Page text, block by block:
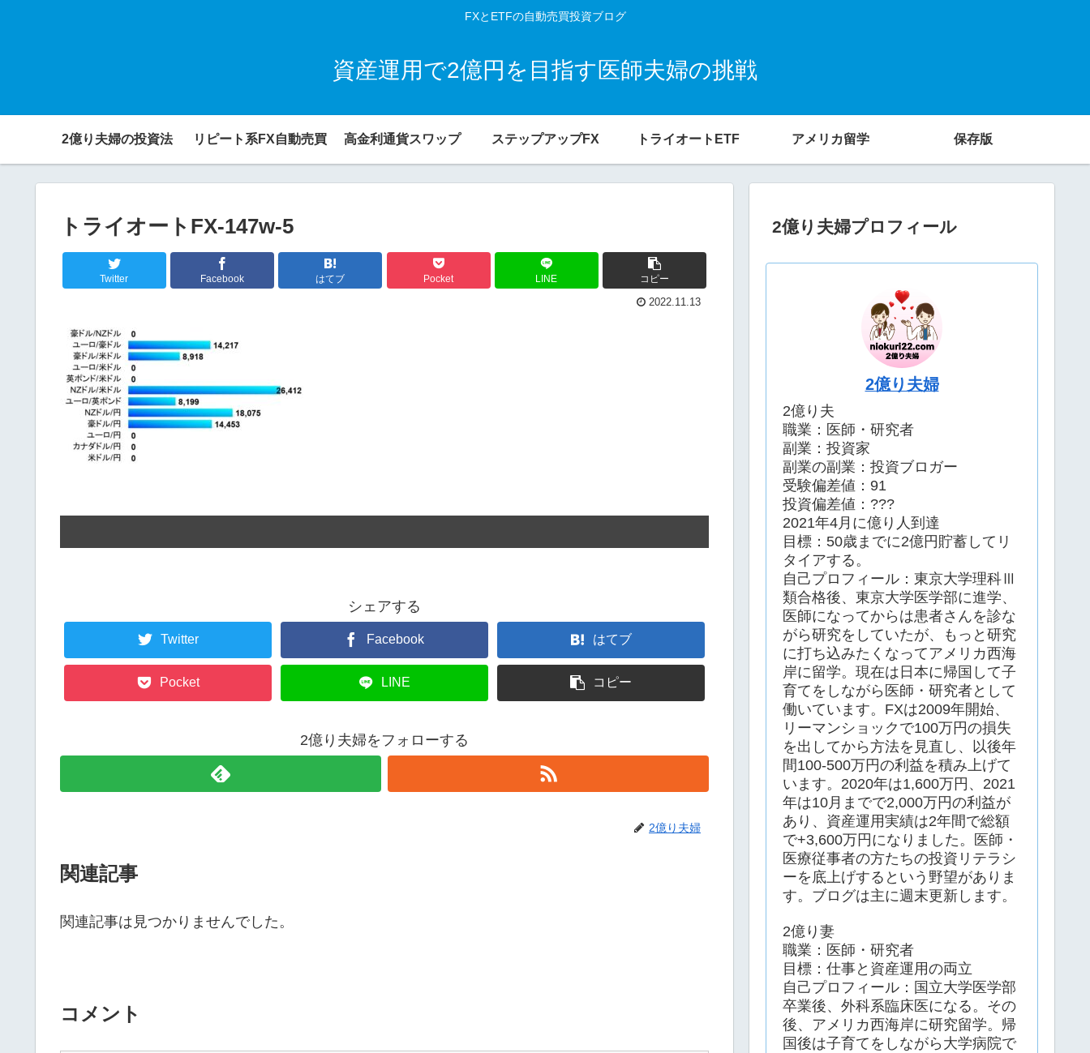
FXとETFの自動売買投資ブログ
資産運用で2億円を目指す医師夫婦の挑戦
2億り夫婦の投資法 リピート系FX自動売買 高金利通貨スワップ ステップアップFX トライオートETF アメリカ留学 保存版
トライオートFX-147w-5
Twitter Facebook はてブ Pocket LINE コピー
2022.11.13
シェアする
Twitter Facebook はてブ
Pocket LINE コピー
2億り夫婦をフォローする
2億り夫婦
関連記事
関連記事は見つかりませんでした。
コメント
2億り夫婦プロフィール
2億り夫婦
2億り夫
職業：医師・研究者
副業：投資家
副業の副業：投資ブロガー
受験偏差値：91
投資偏差値：???
2021年4月に億り人到達
目標：50歳までに2億円貯蓄してリ
タイアする。
自己プロフィール：東京大学理科Ⅲ
類合格後、東京大学医学部に進学、
医師になってからは患者さんを診な
がら研究をしていたが、もっと研究
に打ち込みたくなってアメリカ西海
岸に留学。現在は日本に帰国して子
育てをしながら医師・研究者として
働いています。FXは2009年開始、
リーマンショックで100万円の損失
を出してから方法を見直し、以後年
間100-500万円の利益を積み上げて
います。2020年は1,600万円、2021
年は10月までで2,000万円の利益が
あり、資産運用実績は2年間で総額
で+3,600万円になりました。医師・
医療従事者の方たちの投資リテラシ
ーを底上げするという野望がありま
す。ブログは主に週末更新します。
2億り妻
職業：医師・研究者
目標：仕事と資産運用の両立
自己プロフィール：国立大学医学部
卒業後、外科系臨床医になる。その
後、アメリカ西海岸に研究留学。帰
国後は子育てをしながら大学病院で